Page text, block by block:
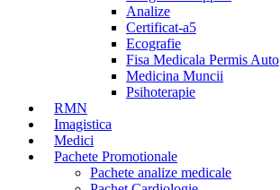
Analize
Certificat-a5
Ecografie
Fisa Medicala Permis Auto
Medicina Muncii
Psihoterapie
RMN
Imagistica
Medici
Pachete Promotionale
Pachete analize medicale